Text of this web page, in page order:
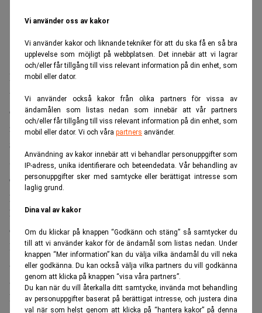
Vi använder oss av kakor
Vi använder kakor och liknande tekniker för att du ska få en så bra
upplevelse som möjligt på webbplatsen. Det innebär att vi lagrar
och/eller får tillgång till viss relevant information på din enhet, som
mobil eller dator.
Vi använder också kakor från olika partners för vissa av
ändamålen som listas nedan som innebär att vår partners
och/eller får tillgång till viss relevant information på din enhet, som
mobil eller dator. Vi och våra partners använder.
Användning av kakor innebär att vi behandlar personuppgifter som
IP-adress, unika identifierare och beteendedata. Vår behandling av
personuppgifter sker med samtycke eller berättigat intresse som
laglig grund.
Dina val av kakor
Om du klickar på knappen “Godkänn och stäng” så samtycker du
till att vi använder kakor för de ändamål som listas nedan. Under
knappen “Mer information” kan du välja vilka ändamål du vill neka
eller godkänna. Du kan också välja vilka partners du vill godkänna
genom att klicka på knappen “visa våra partners”.
Du kan när du vill återkalla ditt samtycke, invända mot behandling
av personuppgifter baserat på berättigat intresse, och justera dina
val när som helst genom att klicka på “hantera kakor” på denna
Men ett återkommande huvudbry vad gäller blockchain-
tekniken är hur den ska kombineras med EU:s nya
dataskyddslag GDPR. Ingen information kan nämligen
raderas från en blockkedja, det medger inte algoritmen.
Svårförenligt med GDPR
Samtidigt kräver GDPR att personuppgifter ska raderas på
en konsuments begäran. Det finns undantag på den
punkten och vissa fall går lokal lagstiftning före, men
huvudprincipen är att konsumentens ska ges kontrollen
över sin persondata.
Banker och företag har också, enligt GDPR, skyldighet att
å andra sidan skydda persondata med näbbar och klor från
att läcka eller hamna i orätta händer.
Paula da Silva säger att SEB inte skickar personuppgifter